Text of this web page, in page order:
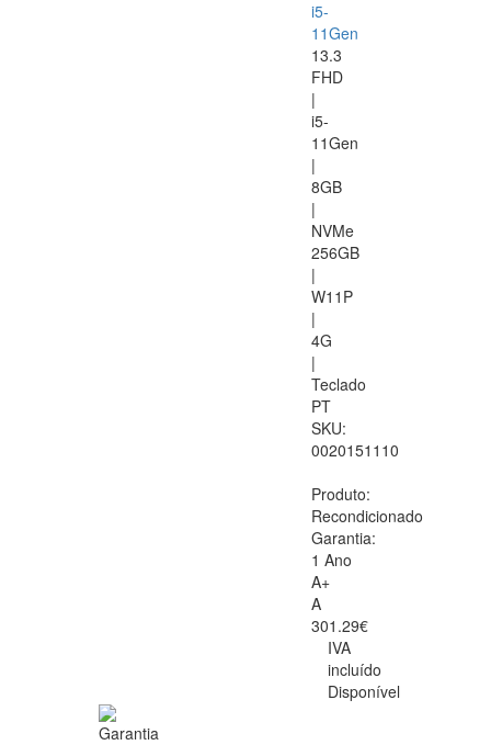
i5-
11Gen
13.3
FHD
|
i5-
11Gen
|
8GB
|
NVMe
256GB
|
W11P
|
4G
|
Teclado
PT
SKU:
0020151110
Produto:
Recondicionado
Garantia:
1 Ano
A+
A
301.29€
IVA
incluído
Disponível